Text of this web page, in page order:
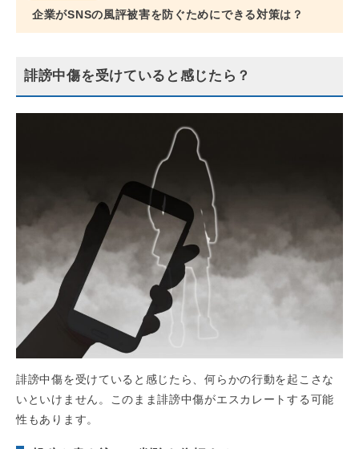
企業がSNSの風評被害を防ぐためにできる対策は？
誹謗中傷を受けていると感じたら？
誹謗中傷を受けていると感じたら、何らかの行動を起こさな
いといけません。このまま誹謗中傷がエスカレートする可能
性もあります。